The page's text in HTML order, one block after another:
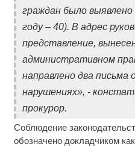
граждан было
году – 40). В адрес
представление,
административном
направлено два письма
нарушениях», -
прокурор.
Соблюдение
обозначено докладчиком